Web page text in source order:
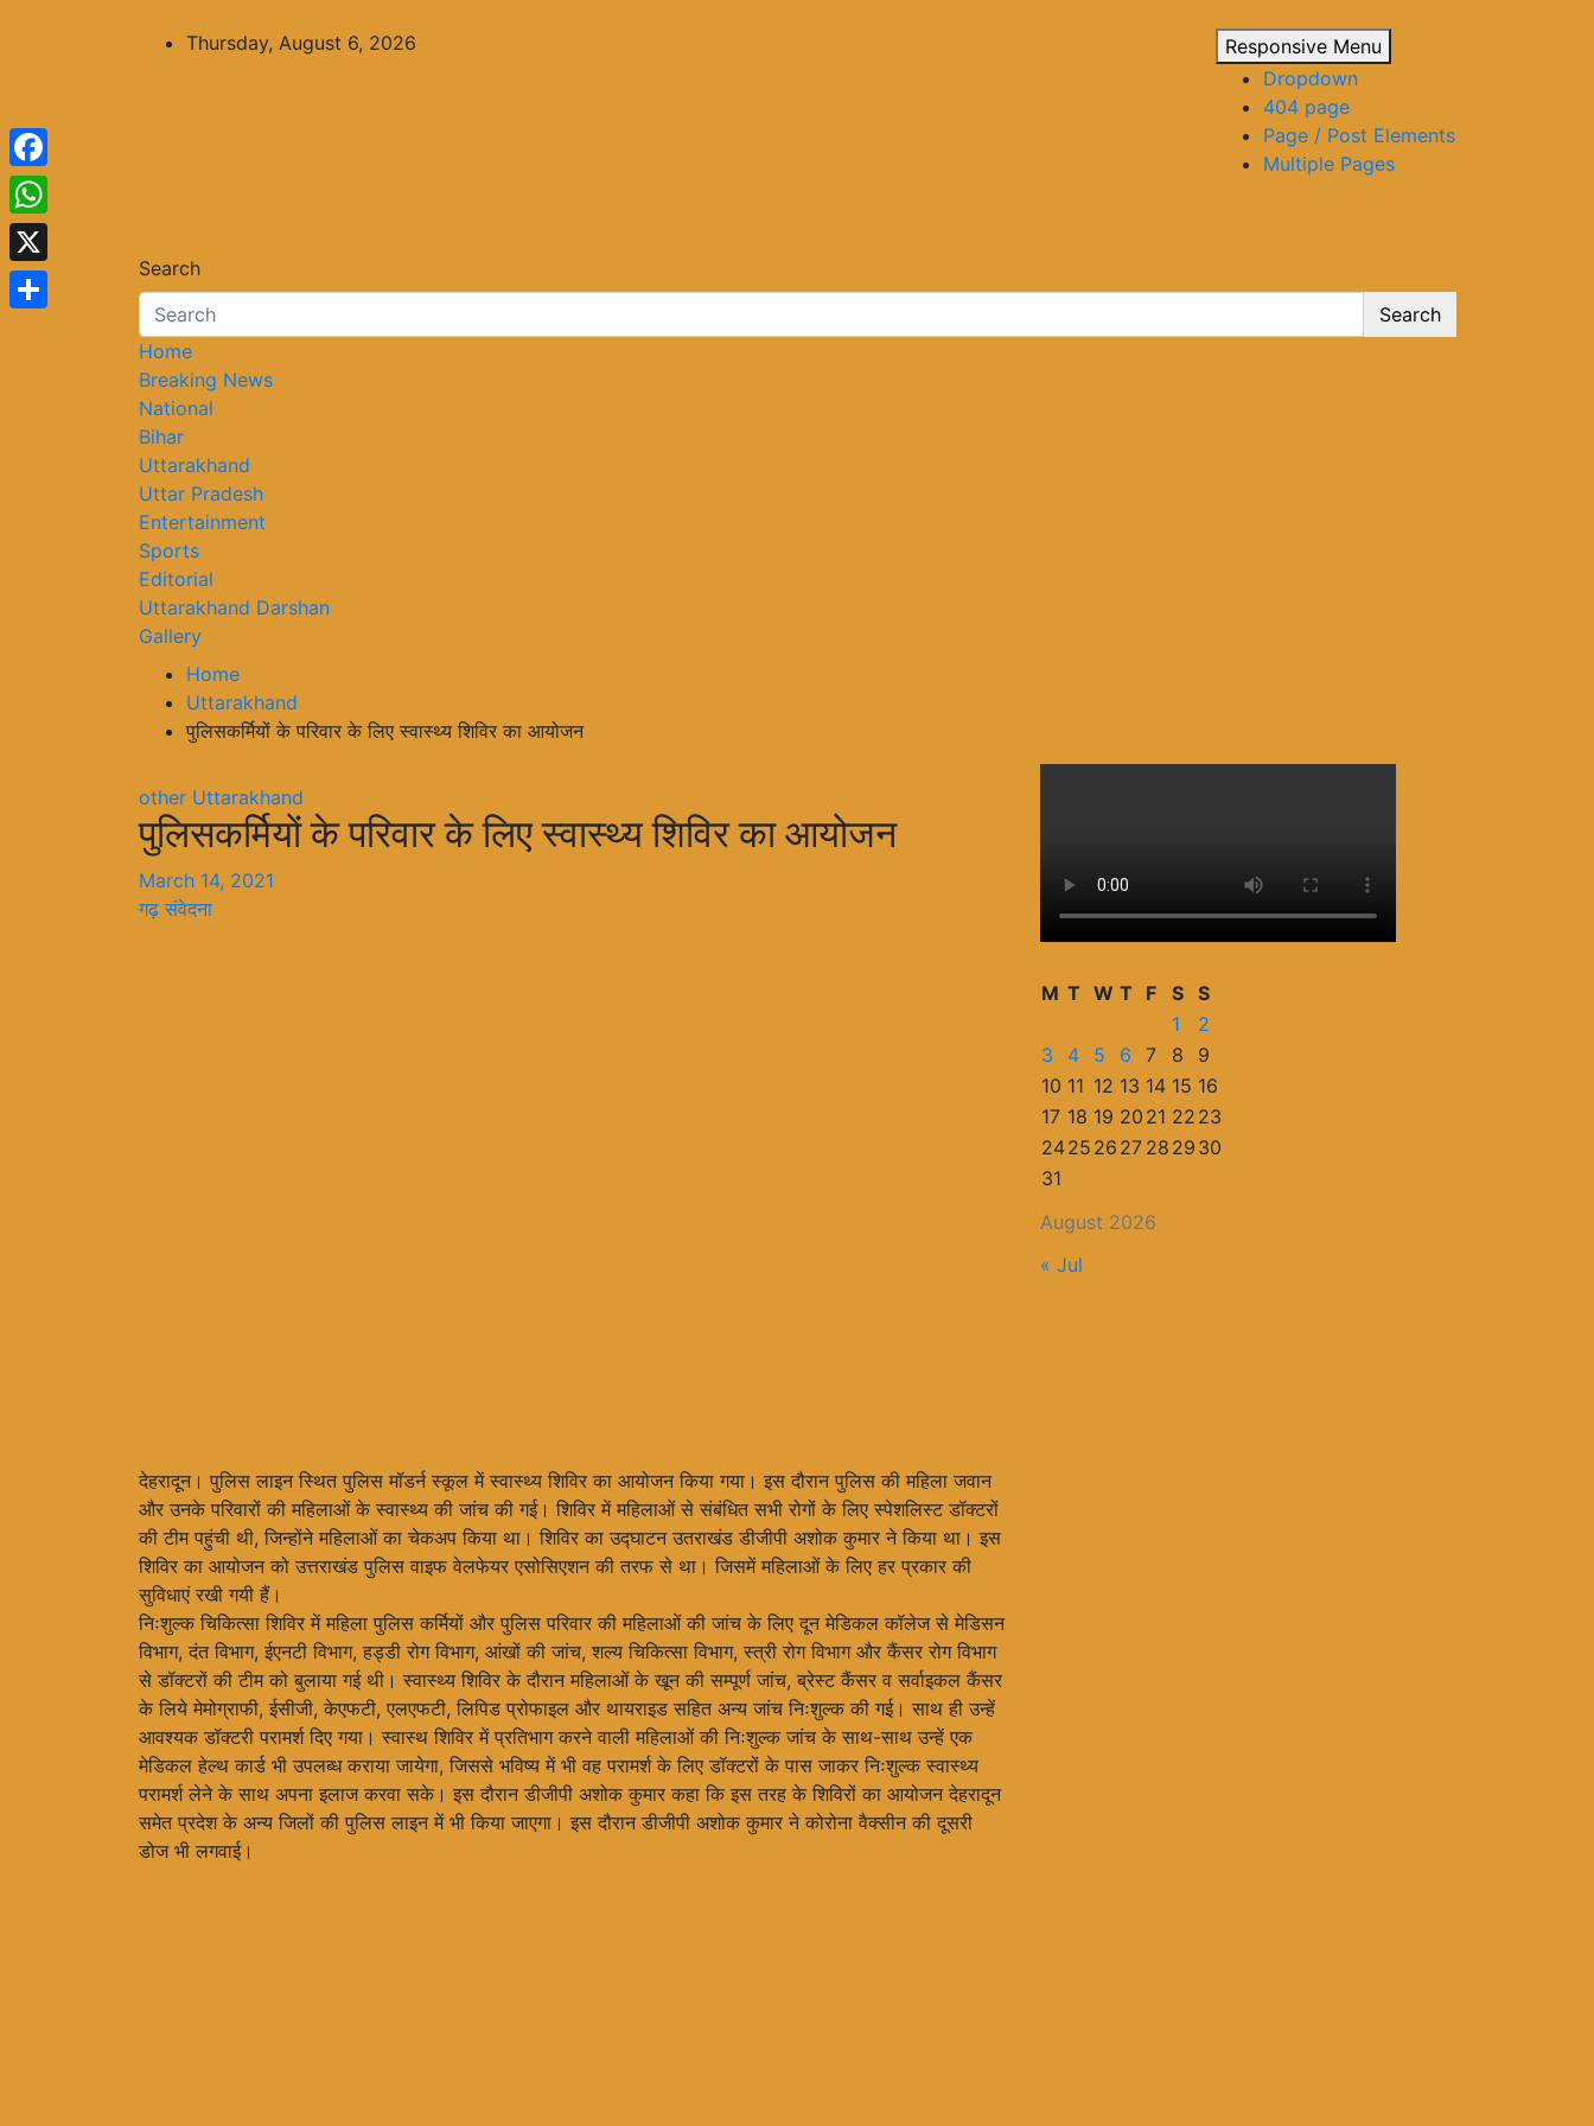
Thursday, August 6, 2026
Responsive Menu
Dropdown
404 page
Page / Post Elements
Multiple Pages
Search
Search
Home
Breaking News
National
Bihar
Uttarakhand
Uttar Pradesh
Entertainment
Sports
Editorial
Uttarakhand Darshan
Gallery
Home
Uttarakhand
पुलिसकर्मियों के परिवार के लिए स्वास्थ्य शिविर का आयोजन
other Uttarakhand
पुलिसकर्मियों के परिवार के लिए स्वास्थ्य शिविर का आयोजन
March 14, 2021
गढ़ संवेदना
देहरादून। पुलिस लाइन स्थित पुलिस मॉडर्न स्कूल में स्वास्थ्य शिविर का आयोजन किया गया। इस दौरान पुलिस की महिला जवान
और उनके परिवारों की महिलाओं के स्वास्थ्य की जांच की गई। शिविर में महिलाओं से संबंधित सभी रोगों के लिए स्पेशलिस्ट डॉक्टरों
की टीम पहुंची थी, जिन्होंने महिलाओं का चेकअप किया था। शिविर का उद्घाटन उतराखंड डीजीपी अशोक कुमार ने किया था। इस
शिविर का आयोजन को उत्तराखंड पुलिस वाइफ वेलफेयर एसोसिएशन की तरफ से था। जिसमें महिलाओं के लिए हर प्रकार की
सुविधाएं रखी गयी हैं।
निःशुल्क चिकित्सा शिविर में महिला पुलिस कर्मियों और पुलिस परिवार की महिलाओं की जांच के लिए दून मेडिकल कॉलेज से मेडिसन
विभाग, दंत विभाग, ईएनटी विभाग, हड्डी रोग विभाग, आंखों की जांच, शल्य चिकित्सा विभाग, स्त्री रोग विभाग और कैंसर रोग विभाग
से डॉक्टरों की टीम को बुलाया गई थी। स्वास्थ्य शिविर के दौरान महिलाओं के खून की सम्पूर्ण जांच, ब्रेस्ट कैंसर व सर्वाइकल कैंसर
के लिये मेमोग्राफी, ईसीजी, केएफटी, एलएफटी, लिपिड प्रोफाइल और थायराइड सहित अन्य जांच निःशुल्क की गई। साथ ही उन्हें
आवश्यक डॉक्टरी परामर्श दिए गया। स्वास्थ शिविर में प्रतिभाग करने वाली महिलाओं की निःशुल्क जांच के साथ-साथ उन्हें एक
मेडिकल हेल्थ कार्ड भी उपलब्ध कराया जायेगा, जिससे भविष्य में भी वह परामर्श के लिए डॉक्टरों के पास जाकर निःशुल्क स्वास्थ्य
परामर्श लेने के साथ अपना इलाज करवा सके। इस दौरान डीजीपी अशोक कुमार कहा कि इस तरह के शिविरों का आयोजन देहरादून
समेत प्रदेश के अन्य जिलों की पुलिस लाइन में भी किया जाएगा। इस दौरान डीजीपी अशोक कुमार ने कोरोना वैक्सीन की दूसरी
डोज भी लगवाई।
August 2026
M T W T F S S
1
2
3
4 5 6 7 8
9
10 11 12 13 14 15 16
17 18 19 20 21 22 23
2425 26 27 28 29 30
31
« Jul
Facebook
WhatsApp
X